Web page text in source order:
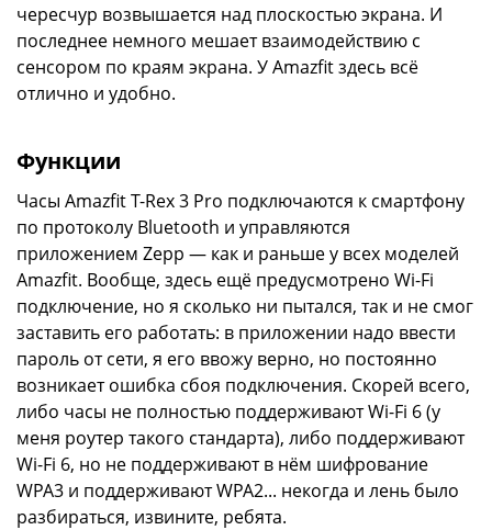
чересчур возвышается над плоскостью экрана. И
последнее немного мешает взаимодействию с
сенсором по краям экрана. У Amazfit здесь всё
отлично и удобно.
Функции
Часы Amazfit T-Rex 3 Pro подключаются к смартфону
по протоколу Bluetooth и управляются
приложением Zepp — как и раньше у всех моделей
Amazfit. Вообще, здесь ещё предусмотрено Wi-Fi
подключение, но я сколько ни пытался, так и не смог
заставить его работать: в приложении надо ввести
пароль от сети, я его ввожу верно, но постоянно
возникает ошибка сбоя подключения. Скорей всего,
либо часы не полностью поддерживают Wi-Fi 6 (у
меня роутер такого стандарта), либо поддерживают
Wi-Fi 6, но не поддерживают в нём шифрование
WPA3 и поддерживают WPA2... некогда и лень было
разбираться, извините, ребята.